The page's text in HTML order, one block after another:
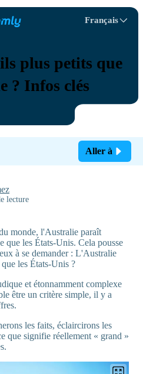
Français
plus petits que
? Infos clés
Aller à
lecture
monde, l'Australie paraît
que les États-Unis. Cela pousse
à se demander : L'Australie
les États-Unis ?
et étonnamment complexe
être un critère simple, il y a
les faits, éclaircirons les
que signifie réellement « grand »